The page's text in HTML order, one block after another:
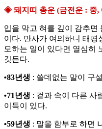
◈ 돼지띠 총운 (금전운 : 중,
입을 막고 혀를 깊이 감추면
이다. 만사가 여의하니 태평
모하는 일이 있다면 열심히
깃든다.
•83년생 : 쓸데없는 말이 구
•71년생 : 겉과 속이 다른 사
이득이 있다.
•59년생 : 말을 함부로 하면